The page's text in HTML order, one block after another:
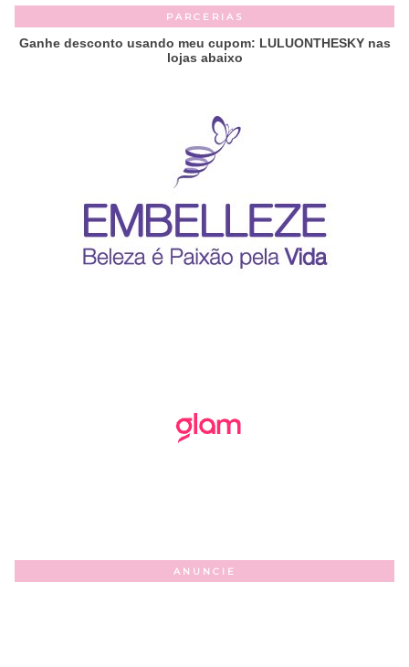
PARCERIAS
Ganhe desconto usando meu cupom: LULUONTHESKY nas
lojas abaixo
ANUNCIE